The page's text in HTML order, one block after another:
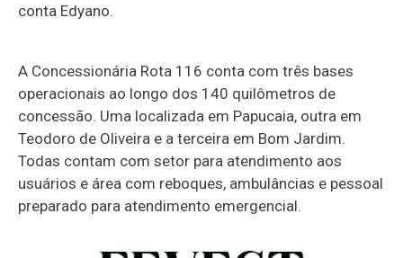
conta Edyano.
A Concessionária Rota 116 conta com três bases
operacionais ao longo dos 140 quilômetros de
concessão. Uma localizada em Papucaia, outra em
Teodoro de Oliveira e a terceira em Bom Jardim.
Todas contam com setor para atendimento aos
usuários e área com reboques, ambulâncias e pessoal
preparado para atendimento emergencial.